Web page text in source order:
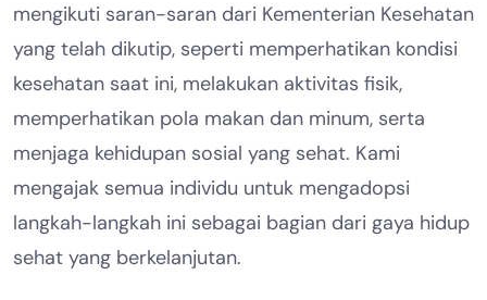
mengikuti saran-saran dari Kementerian Kesehatan
yang telah dikutip, seperti memperhatikan kondisi
kesehatan saat ini, melakukan aktivitas fisik,
memperhatikan pola makan dan minum, serta
menjaga kehidupan sosial yang sehat. Kami
mengajak semua individu untuk mengadopsi
langkah-langkah ini sebagai bagian dari gaya hidup
sehat yang berkelanjutan.